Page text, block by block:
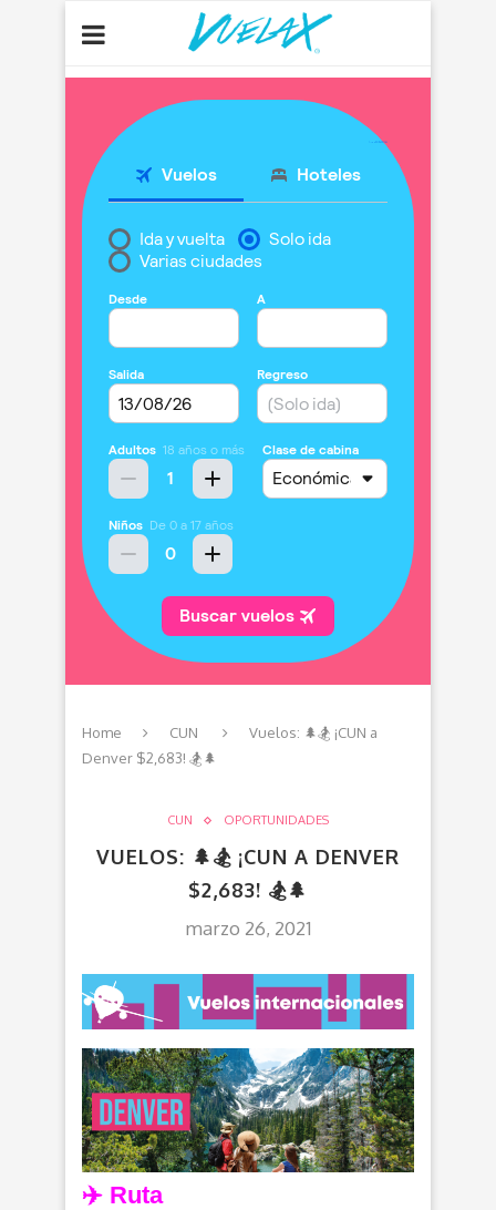
Home CUN
Vuelos: 🌲🏂 ¡CUN a
Denver $2,683! 🏂🌲
CUN OPORTUNIDADES
VUELOS: 🌲🏂 ¡CUN A DENVER
$2,683! 🏂🌲
marzo 26, 2021
✈️ Ruta